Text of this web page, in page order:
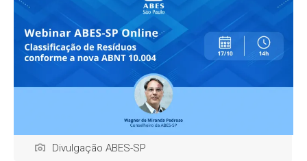
Divulgação ABES-SP